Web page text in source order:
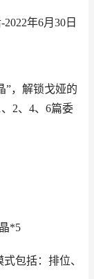
年6月30日
，解锁戈娅的
2、4、6篇委
*5
包括：排位、